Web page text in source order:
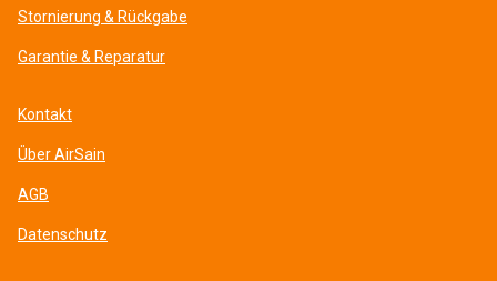
Stornierung & Rückgabe
Garantie & Reparatur
Kontakt
Über AirSain
AGB
Datenschutz